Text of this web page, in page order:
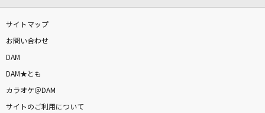
サイトマップ
お問い合わせ
DAM
DAM★とも
カラオケ＠DAM
サイトのご利用について